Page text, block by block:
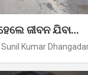
ଜୀବନ ଯିବା…
Sunil Kumar